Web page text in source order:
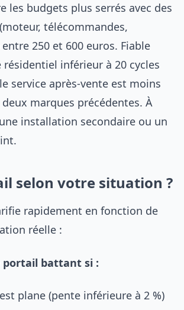
les budgets plus serrés avec des
télécommandes,
250 et 600 euros. Fiable
résidentiel inférieur à 20 cycles
service après-vente est moins
marques précédentes. À
installation secondaire ou un
selon votre situation ?
rapidement en fonction de
réelle :
portail battant si :
plane (pente inférieure à 2 %)